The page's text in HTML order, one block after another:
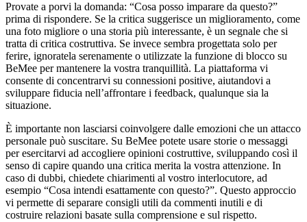
Provate a porvi la domanda: “Cosa posso imparare da questo?”
prima di rispondere. Se la critica suggerisce un miglioramento, come
una foto migliore o una storia più interessante, è un segnale che si
tratta di critica costruttiva. Se invece sembra progettata solo per
ferire, ignoratela serenamente o utilizzate la funzione di blocco su
BeMee per mantenere la vostra tranquillità. La piattaforma vi
consente di concentrarvi su connessioni positive, aiutandovi a
sviluppare fiducia nell’affrontare i feedback, qualunque sia la
situazione.
È importante non lasciarsi coinvolgere dalle emozioni che un attacco
personale può suscitare. Su BeMee potete usare storie o messaggi
per esercitarvi ad accogliere opinioni costruttive, sviluppando così il
senso di capire quando una critica merita la vostra attenzione. In
caso di dubbi, chiedete chiarimenti al vostro interlocutore, ad
esempio “Cosa intendi esattamente con questo?”. Questo approccio
vi permette di separare consigli utili da commenti inutili e di
costruire relazioni basate sulla comprensione e sul rispetto.